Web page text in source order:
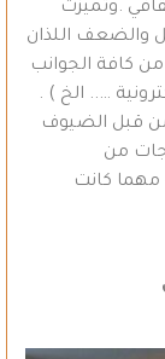
.وتميزت
والضعف اللذان
من كافة الجوانب
….. الخ ) .
قبل الضيوف
من
مهما كانت